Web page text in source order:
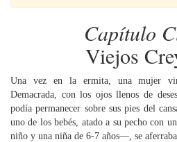
Capítulo
Viejos
Una vez en la ermita, una mujer
Demacrada, con los ojos llenos de
podía permanecer sobre sus pies del
uno de los bebés, atado a su pecho con
niño y una niña de 6-7 años—, se